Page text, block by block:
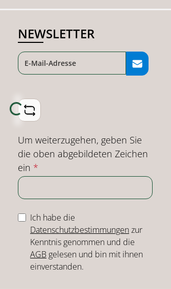
NEWSLETTER
Loading...
Um weiterzugehen, geben Sie
die oben abgebildeten Zeichen
ein *
Ich habe die
Datenschutzbestimmungenzur
Kenntnis genommen und die
AGB gelesen und bin mit ihnen
einverstanden.